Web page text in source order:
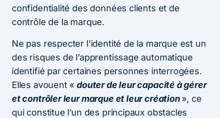
confidentialité des données clients et de
contrôle de la marque.
Ne pas respecter l’identité de la marque est un
des risques de l’apprentissage automatique
identifié par certaines personnes interrogées.
Elles avouent «douter de leur capacité à gérer
et contrôler leur marque et leur création », ce
qui constitue l’un des principaux obstacles